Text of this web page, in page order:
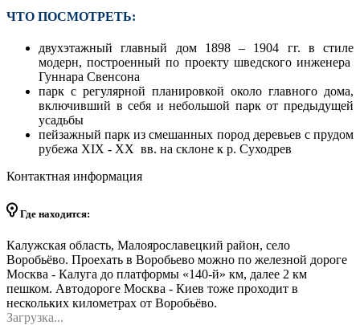
ЧТО ПОСМОТРЕТЬ:
двухэтажный главный дом 1898 – 1904 гг. в стиле
модерн, построенный по проекту шведского инженера
Гуннара Свенсона
парк с регулярной планировкой около главного дома,
включивший в себя и небольшой парк от предыдущей
усадьбы
пейзажный парк из смешанных пород деревьев с прудом
рубежа XIX - XX вв. на склоне к р. Суходрев
Контактная информация
Где находится:
Калужская область, Малоярославецкий район, село
Воробьёво. Проехать в Воробьево можно по железной дороге
Москва - Калуга до платформы «140-й» км, далее 2 км
пешком. Автодороге Москва - Киев тоже проходит в
нескольких километрах от Воробьёво.
Загрузка...